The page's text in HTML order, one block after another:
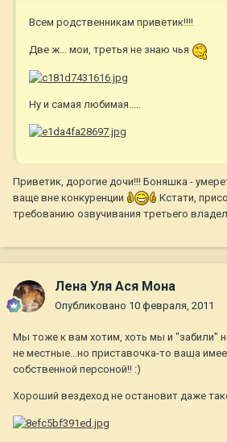
Всем родственникам приветик!!!!
Две ж... мои, третья не знаю чья
Ну и самая любимая.....
Приветик, дорогие дочи!!! Боняшка -
ваще вне конкуренции
Кстати,
требованию озвучивания третьего
Лена Уля Ася Мона
Опубликовано 10 февраля, 2011
Мы тоже к вам хотим, хоть мы и "забили"
не местные...но приставочка-то ваша
собственной персоной!! :)
Хороший вездеход не остановит даже